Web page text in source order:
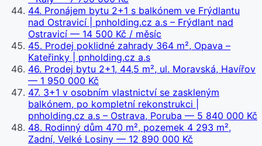
44. Pronájem bytu 2+1 s balkónem ve Frýdlantu
nad Ostravicí | pnholding.cz a.s – Frýdlant nad
Ostravicí — 14 500 Kč / měsíc
45. Prodej poklidné zahrady 364 m², Opava –
Kateřinky | pnholding.cz a.s
46. Prodej bytu 2+1, 44,5 m², ul. Moravská, Havířov
— 1 950 000 Kč
47. 3+1 v osobním vlastnictví se zaskleným
balkónem, po kompletní rekonstrukci |
pnholding.cz a.s – Ostrava, Poruba — 5 840 000 Kč
48. Rodinný dům 470 m², pozemek 4 293 m²,
Zadní, Velké Losiny — 12 890 000 Kč